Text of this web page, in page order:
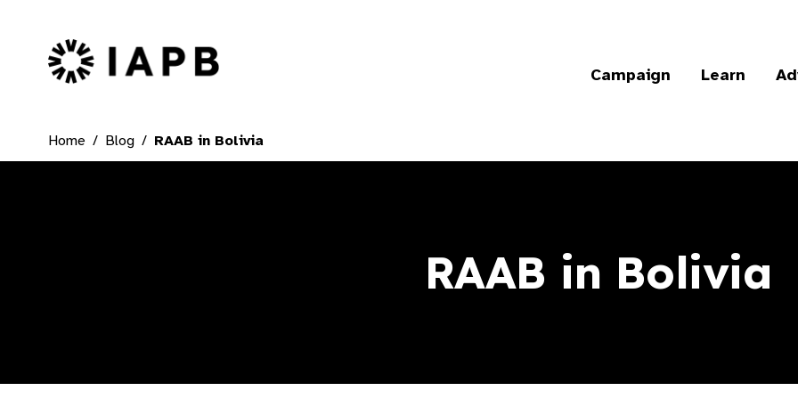
IAPB Home Page
Campaign Learn
Home Blog RAAB in Bolivia
RAAB in Bolivia